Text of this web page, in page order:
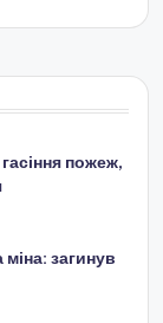
пожеж,
загинув